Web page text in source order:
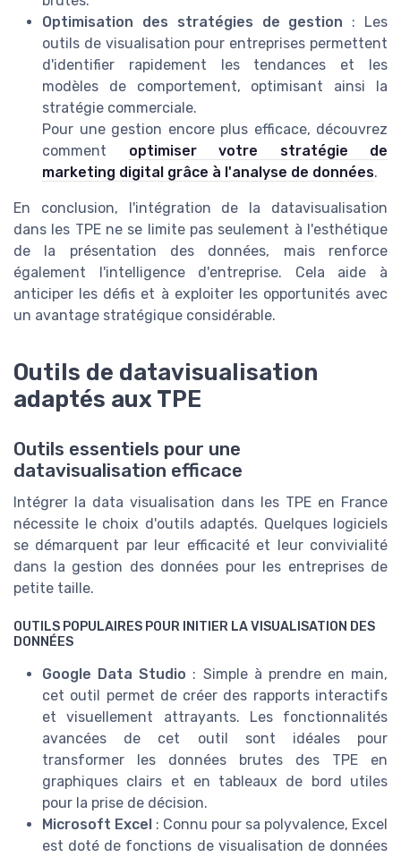
Optimisation des stratégies de gestion : Les
outils de visualisation pour entreprises permettent
d'identifier rapidement les tendances et les
modèles de comportement, optimisant ainsi la
stratégie commerciale.
Pour une gestion encore plus efficace, découvrez
comment optimiser votre stratégie de
marketing digital grâce à l'analyse de données.
En conclusion, l'intégration de la datavisualisation
dans les TPE ne se limite pas seulement à l'esthétique
de la présentation des données, mais renforce
également l'intelligence d'entreprise. Cela aide à
anticiper les défis et à exploiter les opportunités avec
un avantage stratégique considérable.
Outils de datavisualisation
adaptés aux TPE
Outils essentiels pour une
datavisualisation efficace
Intégrer la data visualisation dans les TPE en France
nécessite le choix d'outils adaptés. Quelques logiciels
se démarquent par leur efficacité et leur convivialité
dans la gestion des données pour les entreprises de
petite taille.
OUTILS POPULAIRES POUR INITIER LA VISUALISATION DES
DONNÉES
Google Data Studio : Simple à prendre en main,
cet outil permet de créer des rapports interactifs
et visuellement attrayants. Les fonctionnalités
avancées de cet outil sont idéales pour
transformer les données brutes des TPE en
graphiques clairs et en tableaux de bord utiles
pour la prise de décision.
Microsoft Excel : Connu pour sa polyvalence, Excel
est doté de fonctions de visualisation de données